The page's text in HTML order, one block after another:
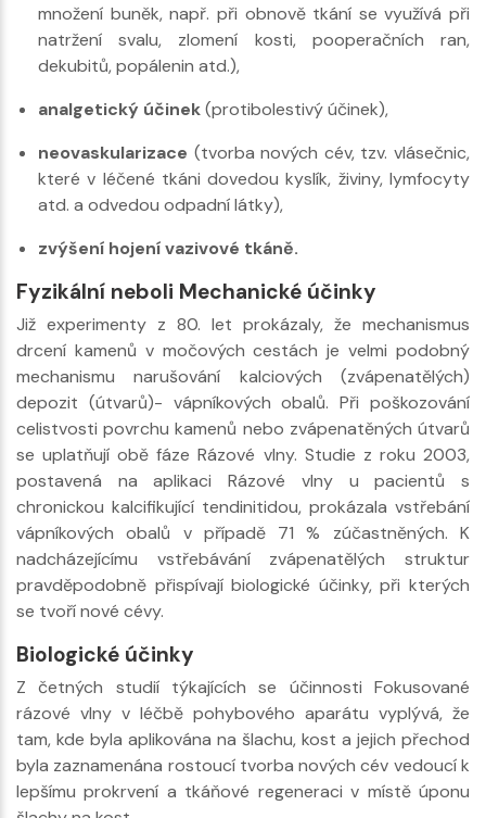
množení buněk, např. při obnově tkání se využívá při
natržení svalu, zlomení kosti, pooperačních ran,
dekubitů, popálenin atd.),
analgetický účinek(protibolestivý účinek),
neovaskularizace (tvorba nových cév, tzv. vlásečnic,
které v léčené tkáni dovedou kyslík, živiny, lymfocyty
atd. a odvedou odpadní látky),
zvýšení hojení vazivové tkáně.
Fyzikální neboli Mechanické účinky
Již experimenty z 80. let prokázaly, že mechanismus
drcení kamenů v močových cestách je velmi podobný
mechanismu narušování kalciových (zvápenatělých)
depozit (útvarů)- vápníkových obalů. Při poškozování
celistvosti povrchu kamenů nebo zvápenatěných útvarů
se uplatňují obě fáze Rázové vlny. Studie z roku 2003,
postavená na aplikaci Rázové vlny u pacientů s
chronickou kalcifikující tendinitidou, prokázala vstřebání
vápníkových obalů v případě 71 % zúčastněných. K
nadcházejícímu vstřebávání zvápenatělých struktur
pravděpodobně přispívají biologické účinky, při kterých
se tvoří nové cévy.
Biologické účinky
Z četných studií týkajících se účinnosti Fokusované
rázové vlny v léčbě pohybového aparátu vyplývá, že
tam, kde byla aplikována na šlachu, kost a jejich přechod
byla zaznamenána rostoucí tvorba nových cév vedoucí k
lepšímu prokrvení a tkáňové regeneraci v místě úponu